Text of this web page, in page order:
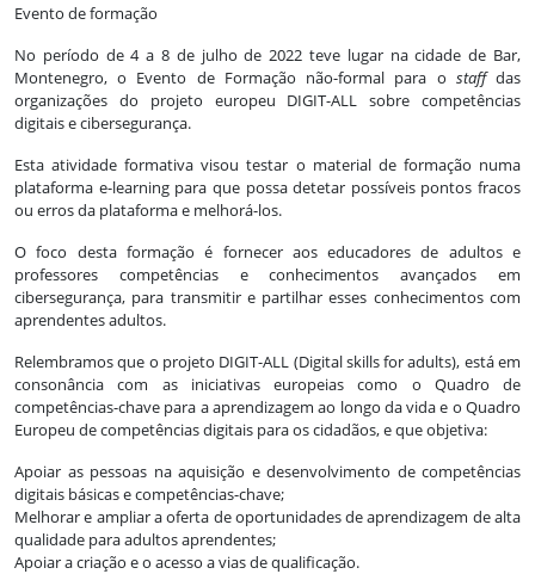
Evento de formação
No período de 4 a 8 de julho de 2022 teve lugar na cidade de Bar,
Montenegro, o Evento de Formação não-formal para o staffdas
organizações do projeto europeu DIGIT-ALL sobre competências
digitais e cibersegurança.
Esta atividade formativa visou testar o material de formação numa
plataforma e-learning para que possa detetar possíveis pontos fracos
ou erros da plataforma e melhorá-los.
O foco desta formação é fornecer aos educadores de adultos e
professores competências e conhecimentos avançados em
cibersegurança, para transmitir e partilhar esses conhecimentos com
aprendentes adultos.
Relembramos que o projeto DIGIT-ALL (Digital skills for adults), está em
consonância com as iniciativas europeias como o Quadro de
competências-chave para a aprendizagem ao longo da vida e o Quadro
Europeu de competências digitais para os cidadãos, e que objetiva:
Apoiar as pessoas na aquisição e desenvolvimento de competências
digitais básicas e competências-chave;
Melhorar e ampliar a oferta de oportunidades de aprendizagem de alta
qualidade para adultos aprendentes;
Apoiar a criação e o acesso a vias de qualificação.